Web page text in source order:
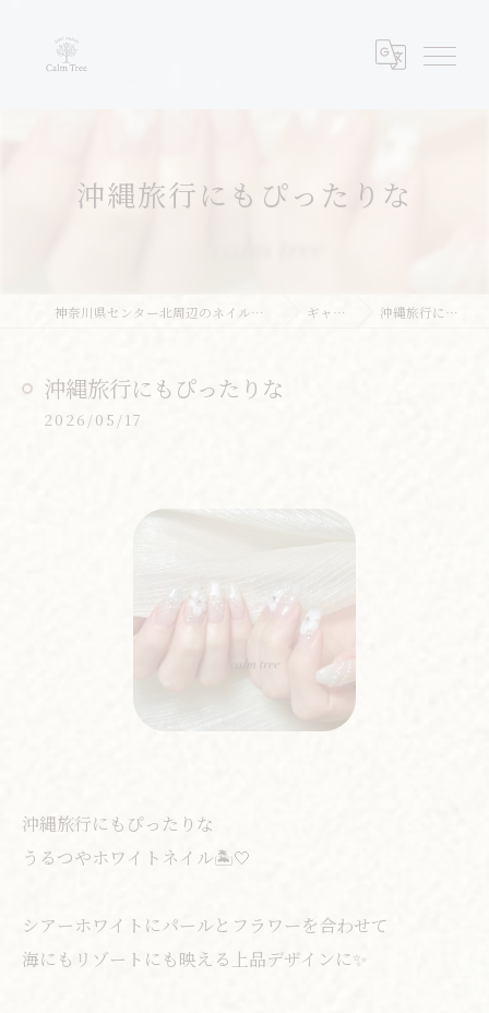
沖縄旅行にもぴったりな
神奈川県センター北周辺のネイルならネイルサロンcalm tree ギャラリー 沖縄旅行にもぴったりな
沖縄旅行にもぴったりな
2026/05/17
沖縄旅行にもぴったりな
うるつやホワイトネイル🏝️🤍
シアーホワイトにパールとフラワーを合わせて
海にもリゾートにも映える上品デザインに✨